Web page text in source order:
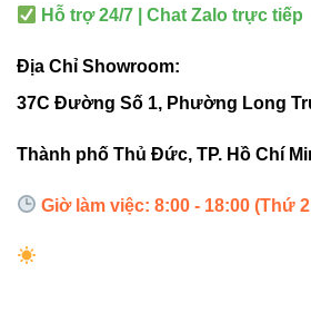
Ánh sáng đồng đều:Không
Tuổi thọ cao:Hoạt động bền
giảm tần suất thay thế.
Thiết kế mỏng, hiện đại:Phù
Dễ dàng lắp đặt: Kiểu âm
Hỗ trợ 24/7 | Chat Zalo trực tiếp
Địa Chỉ Showroom:
37C Đường Số 1, Phường Long
Thành phố Thủ Đức, TP. Hồ Chí
Giờ làm việc: 8:00 - 18:00 (Thứ